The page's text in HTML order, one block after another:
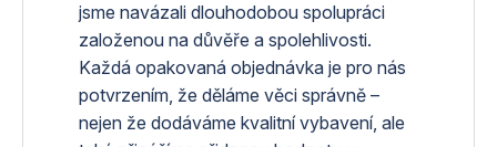
jsme navázali dlouhodobou spolupráci
založenou na důvěře a spolehlivosti.
Každá opakovaná objednávka je pro nás
potvrzením, že děláme věci správně –
nejen že dodáváme kvalitní vybavení, ale